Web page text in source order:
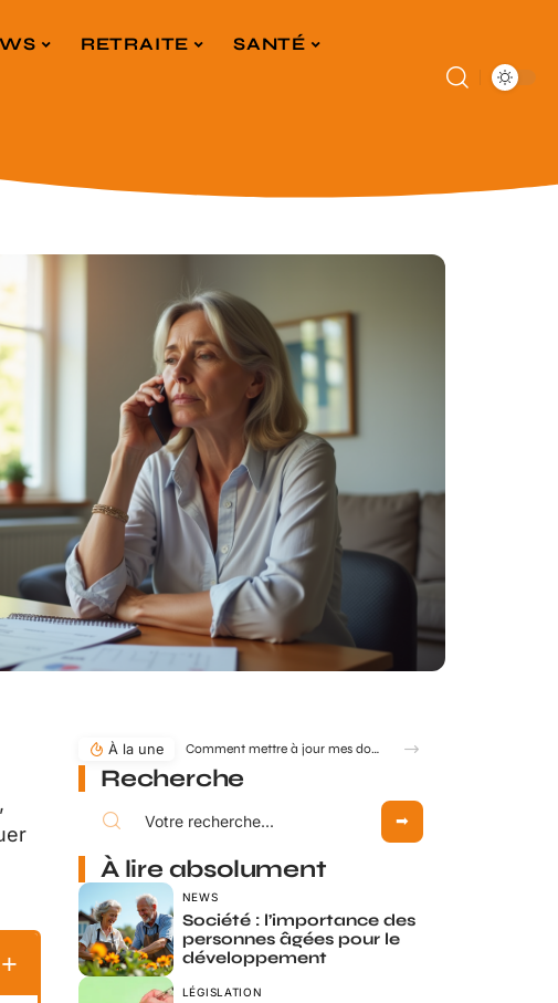
RETRAITE SANTÉ
À la une Comment mettre à jour mes données retraite via mon compte Agirc Arrco par France Connect ?
Recherche
À lire absolument
NEWS
Société : l’importance des
personnes âgées pour le
développement
LÉGISLATION